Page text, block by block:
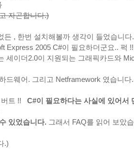
자곤합니다.)
든 , 한번 설치해볼까 생각이 들었습니
Express 2005 C#이 필요하더군요.. 퍽 !!
세이더2.0이 지원되는 그래픽카드와
드웨어. 그리고 Netframework 였습니다.
트 !!
C#이 필요하다는 사실에 있어서
있었습니다. 그래서 FAQ를 읽어 보았
.)